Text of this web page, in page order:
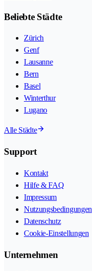
Beliebte Städte
Zürich
Genf
Lausanne
Bern
Basel
Winterthur
Lugano
Alle Städte
Support
Kontakt
Hilfe & FAQ
Impressum
Nutzungsbedingungen
Datenschutz
Cookie-Einstellungen
Unternehmen